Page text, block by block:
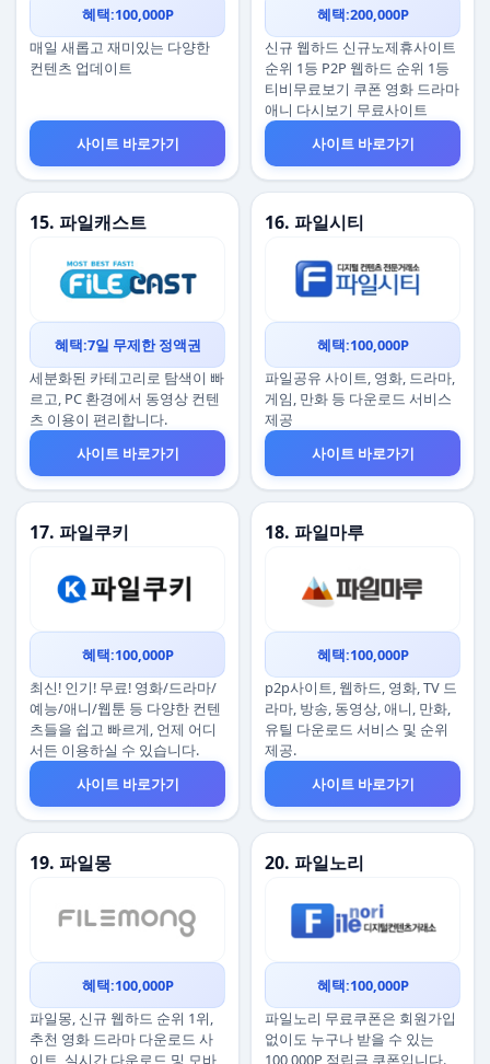
혜택:100,000P
매일 새롭고 재미있는 다양한
컨텐츠 업데이트
사이트 바로가기
혜택:200,000P
신규 웹하드 신규노제휴사이트
순위 1등 P2P 웹하드 순위 1등
티비무료보기 쿠폰 영화 드라마
애니 다시보기 무료사이트
사이트 바로가기
15. 파일캐스트
혜택:7일 무제한 정액권
세분화된 카테고리로 탐색이 빠
르고, PC 환경에서 동영상 컨텐
츠 이용이 편리합니다.
사이트 바로가기
16. 파일시티
혜택:100,000P
파일공유 사이트, 영화, 드라마,
게임, 만화 등 다운로드 서비스
제공
사이트 바로가기
17. 파일쿠키
혜택:100,000P
최신! 인기! 무료! 영화/드라마/
예능/애니/웹툰 등 다양한 컨텐
츠들을 쉽고 빠르게, 언제 어디
서든 이용하실 수 있습니다.
사이트 바로가기
18. 파일마루
혜택:100,000P
p2p사이트, 웹하드, 영화, TV 드
라마, 방송, 동영상, 애니, 만화,
유틸 다운로드 서비스 및 순위
제공.
사이트 바로가기
19. 파일몽
혜택:100,000P
파일몽, 신규 웹하드 순위 1위,
추천 영화 드라마 다운로드 사
이트, 실시간 다운로드 및 모바
20. 파일노리
혜택:100,000P
파일노리 무료쿠폰은 회원가입
없이도 누구나 받을 수 있는
100,000P 적립금 쿠폰입니다.